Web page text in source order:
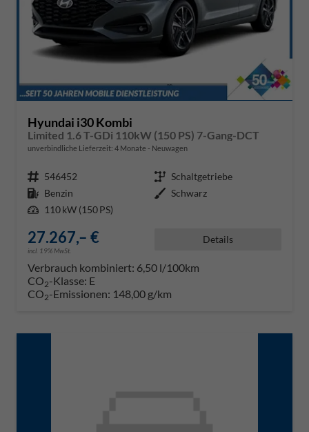
Hyundai i30 Kombi
Limited 1.6 T-GDi 110kW (150 PS) 7-Gang-DCT
unverbindliche Lieferzeit: 4 Monate Neuwagen
Fahrzeugnr. 546452 Getriebe Schaltgetriebe
Kraftstoff Benzin Außenfarbe Schwarz
Leistung 110 kW (150 PS)
27.267,– €
incl. 19% MwSt.
Details
Verbrauch kombiniert: 6,50 l/100km
CO2-Klasse: E
CO2-Emissionen: 148,00 g/km